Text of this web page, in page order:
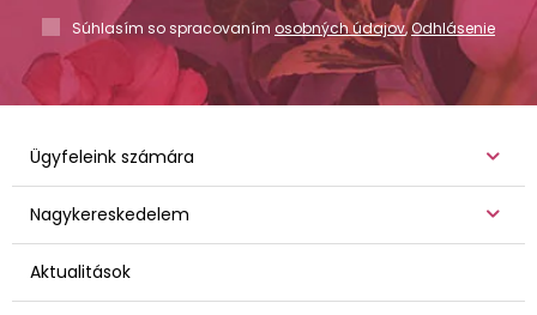
Súhlasím so spracovaním osobných údajov,Odhlásenie
Ügyfeleink számára
Nagykereskedelem
Aktualitások